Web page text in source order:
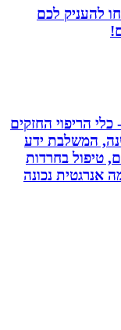
לכם
החזקים
כ-18 שנה, המשלבת ידע
בחרדות
נכונה